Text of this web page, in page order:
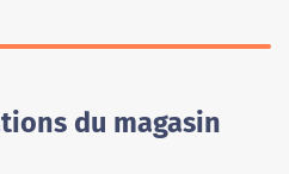
du magasin